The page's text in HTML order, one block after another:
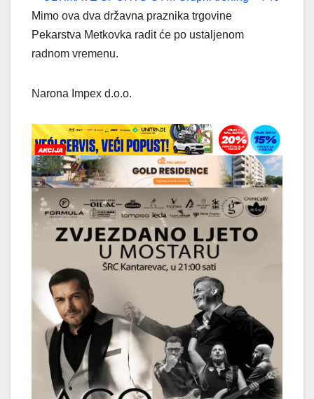
Mimo ova dva državna praznika trgovine
Pekarstva Metkovka radit će po ustaljenom
radnom vremenu.
Narona Impex d.o.o.